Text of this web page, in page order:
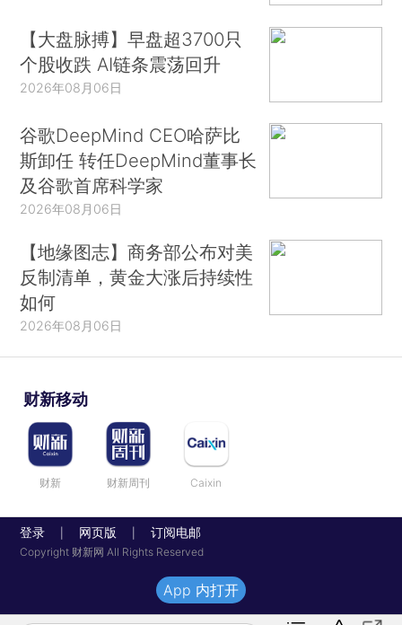
【大盘脉搏】早盘超3700只
个股收跌 AI链条震荡回升
2026年08月06日
谷歌DeepMind CEO哈萨比
斯卸任 转任DeepMind董事长
及谷歌首席科学家
2026年08月06日
【地缘图志】商务部公布对美
反制清单，黄金大涨后持续性
如何
2026年08月06日
财新移动
财新 财新周刊 Caixin
登录 网页版 订阅电邮
Copyright 财新网 All Rights Reserved
App 内打开